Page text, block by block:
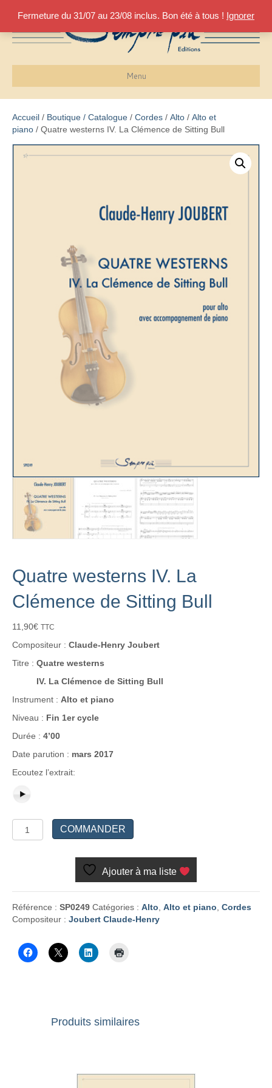
Fermeture du 31/07 au 23/08 inclus. Bon été à tous ! Ignorer
Menu
Accueil / Boutique / Catalogue / Cordes / Alto / Alto et
piano / Quatre westerns IV. La Clémence de Sitting Bull
Quatre westerns IV. La
Clémence de Sitting Bull
11,90€ TTC
Compositeur : Claude-Henry Joubert
Titre : Quatre westerns
IV. La Clémence de Sitting Bull
Instrument : Alto et piano
Niveau : Fin 1er cycle
Durée : 4’00
Date parution : mars 2017
Ecoutez l’extrait:
quantité
de
de
Sitting
COMMANDER
Ajouter à ma liste
Référence : SP0249 Catégories : Alto, Alto et piano, Cordes
Compositeur : Joubert Claude-Henry
Produits similaires